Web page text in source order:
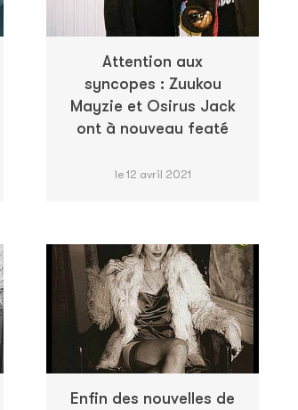
Attention aux
syncopes : Zuukou
Mayzie et Osirus Jack
ont à nouveau featé
le 12 avril 2021
Enfin des nouvelles de